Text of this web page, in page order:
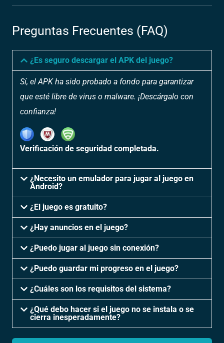
Preguntas Frecuentes (FAQ)
¿Es seguro descargar el APK del juego?
Sí, el APK ha sido probado a fondo para garantizar
que esté libre de virus o malware. ¡Descárgalo con
confianza!
Verificación de seguridad completada.
¿Necesito un emulador para jugar al juego en
Android?
¿El juego es gratuito?
¿Hay anuncios en el juego?
¿Puedo jugar al juego sin conexión?
¿Puedo guardar mi progreso en el juego?
¿Cuáles son los requisitos del sistema?
¿Qué debo hacer si el juego no se instala o se
cierra inesperadamente?